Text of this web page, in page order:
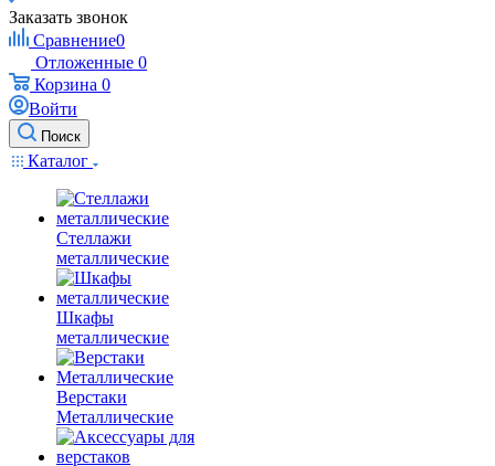
Заказать звонок
Сравнение0
Отложенные 0
Корзина 0
Войти
Поиск
Каталог
Стеллажи
металлические
Шкафы
металлические
Верстаки
Металлические